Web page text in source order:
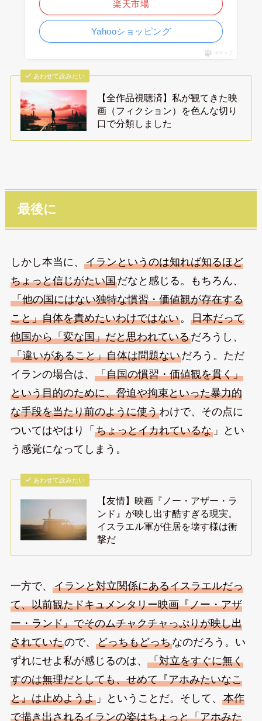
楽天市場
Yahooショッピング
ポチップ
あわせて読みたい
【全作品視聴済】私が観てきた映
画（フィクション）を色んな切り
口で分類しました
最後に
しかし本当に、 イランというのは知れば知るほど
ちょっと信じがたい国だなと感じる。もちろん、
「他の国にはない独特な慣習・価値観が存在する
こと」自体を責めたいわけではない。 日本だって
他国から「変な国」だと思われているだろうし、
「違いがあること」自体は問題ないだろう。ただ
イランの場合は、 「自国の慣習・価値観を貫く」
という目的のために、脅迫や拘束といった暴力的
な手段を当たり前のように使うわけで、その点に
ついてはやはり「 ちょっとイカれているな」とい
う感覚になってしまう。
あわせて読みたい
【友情】映画『ノー・アザー・ラ
ンド』が映し出す酷すぎる現実。
イスラエル軍が住居を壊す様は衝
撃だ
一方で、 イランと対立関係にあるイスラエルだっ
て、以前観たドキュメンタリー映画『ノー・アザ
ー・ランド』でそのムチャクチャっぷりが映し出
されていたので、 どっちもどっちなのだろう。い
ずれにせよ私が感じるのは、 「対立をすぐに無く
すのは無理だとしても、せめて『アホみたいなこ
と』は止めようよ」ということだ。そして、 本作
で描き出されるイランの姿はちょっと「アホみた